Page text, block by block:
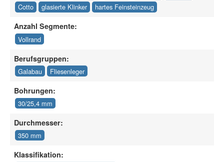
Cotto
glasierte Klinker hartes Feinsteinzeug
Anzahl Segmente:
Vollrand
Berufsgruppen:
Galabau Fliesenleger
Bohrungen:
30/25,4 mm
Durchmesser:
350 mm
Klassifikation: